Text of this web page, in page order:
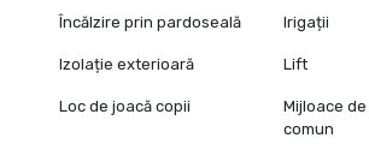
Încălzire prin pardoseală Irigații
Izolație exterioară Lift
Loc de joacă copii
Mijloace
comun